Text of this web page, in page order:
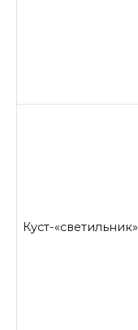
Куст-«светильник»